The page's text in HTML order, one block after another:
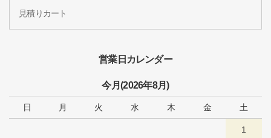
見積りカート
営業日カレンダー
今月(2026年8月)
日 月 火 水 木 金 土
1